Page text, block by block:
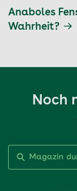
Anaboles
Wahrheit?
Noch